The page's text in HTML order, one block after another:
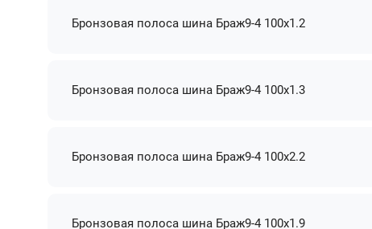
Бронзовая полоса шина Браж9-4 100х1.2
Бронзовая полоса шина Браж9-4 100х1.3
Бронзовая полоса шина Браж9-4 100х2.2
Бронзовая полоса шина Браж9-4 100х1.9